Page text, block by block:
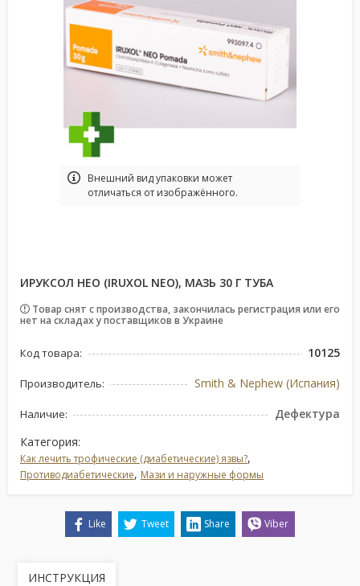
Bнешний вид упаковки может
отличаться от изображённого.
ИРУКСОЛ НЕО (IRUXOL NEO), МАЗЬ 30 Г ТУБА
Товар снят с производства, закончилась регистрация или его
нет на складах у поставщиков в Украине
Код товара: 10125
Производитель: Smith & Nephew (Испания)
Наличие:
Дефектура
Категория:
Как лечить трофические (диабетические) язвы?,
Противодиабетические, Мази и наружные формы
Like Tweet Share Viber
ИНСТРУКЦИЯ